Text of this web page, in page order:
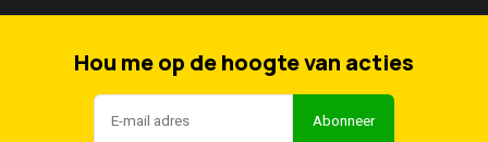
Hou me op de hoogte van acties
Abonneer